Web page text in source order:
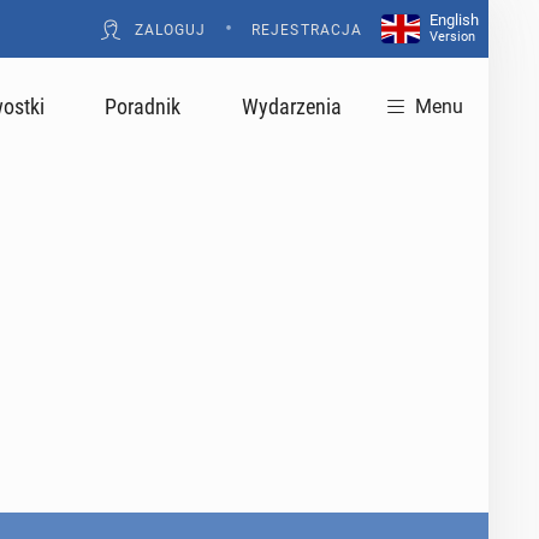
ZALOGUJ • REJESTRACJA
English
Version
Poradnik Wydarzenia Menu